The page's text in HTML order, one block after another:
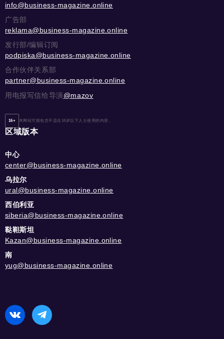
info@business-magazine.online
广告部
reklama@business-magazine.online
发行部/编辑订阅
podpiska@business-magazine.online
合作伙伴关系部
partner@business-magazine.online
用电报写信给导演@mazov
16+ 本网站可能包含不适合16岁以下人士使用的内容。
区域版本
中心
center@business-magazine.online
乌拉尔
ural@business-magazine.online
西伯利亚
siberia@business-magazine.online
鞑靼斯坦
Kazan@business-magazine.online
南
yug@business-magazine.online